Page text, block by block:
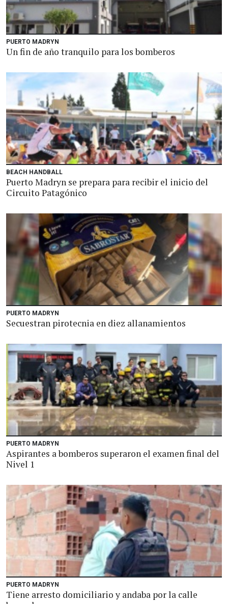
PUERTO MADRYN
Un fin de año tranquilo para los bomberos
BEACH HANDBALL
Puerto Madryn se prepara para recibir el inicio del
Circuito Patagónico
PUERTO MADRYN
Secuestran pirotecnia en diez allanamientos
PUERTO MADRYN
Aspirantes a bomberos superaron el examen final del
Nivel 1
PUERTO MADRYN
Tiene arresto domiciliario y andaba por la calle